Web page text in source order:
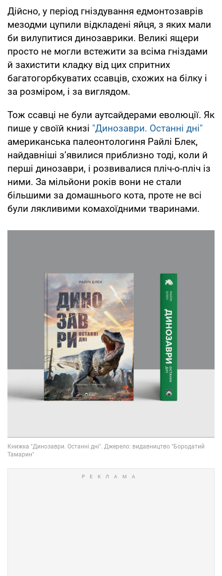
Дійсно, у період гніздування едмонтозаврів
мезодми цупили відкладені яйця, з яких мали
би вилупитися динозаврики. Великі ящери
просто не могли встежити за всіма гніздами
й захистити кладку від цих спритних
багатогорбкуватих ссавців, схожих на білку і
за розміром, і за виглядом.
Тож ссавці не були аутсайдерами еволюції. Як
пише у своїй книзі "Динозаври. Останні дні"
американська палеонтологиня Райлі Блек,
найдавніші з’явилися приблизно тоді, коли й
перші динозаври, і розвивалися пліч-о-пліч із
ними. За мільйони років вони не стали
більшими за домашнього кота, проте не всі
були лякливими комахоїдними тваринами.